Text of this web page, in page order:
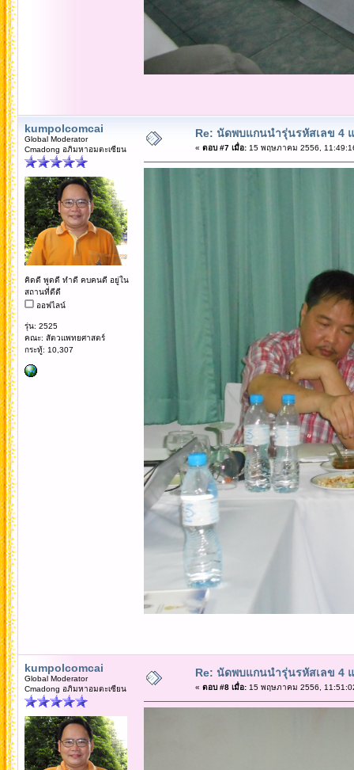
kumpolcomcai
Global Moderator
Cmadong อภิมหาอมตะเซียน
คิดดี พูดดี ทำดี คบคนดี อยู่ใน
สถานที่ดีดี
ออฟไลน์
รุ่น: 2525
คณะ: สัตวแพทยศาสตร์
กระทู้: 10,307
Re: นัดพบแกนนำรุ่นรหัสเลข 4
« ตอบ #7 เมื่อ:15 พฤษภาคม 2556,
kumpolcomcai
Global Moderator
Cmadong อภิมหาอมตะเซียน
Re: นัดพบแกนนำรุ่นรหัสเลข 4
« ตอบ #8 เมื่อ:15 พฤษภาคม 2556,